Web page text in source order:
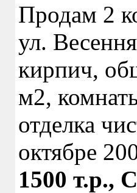
Продам 2
ул.
кирпич,
м2,
отделка
октябре
1500 т.р.,